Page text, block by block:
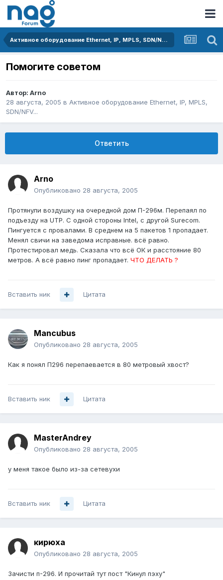
Активное оборудование Ethernet, IP, MPLS, SDN/NFV...
Помогите советом
Автор: Arno
28 августа, 2005 в Активное оборудование Ethernet, IP, MPLS,
SDN/NFV...
Ответить
Arno
Опубликовано 28 августа, 2005
Протянули воздушку на очередной дом П-296м. Перепаял по
подъезду на UTP. С одной стороны Intel, с другой Surecom.
Пингуется с провалами. В среднем на 5 пакетов 1 пропадает.
Менял свичи на заведома исправные. всё равно.
Протестировал медь. Сказала что всё ОК и расстояние 80
метров. А всё равно пинг пропадает. ЧТО ДЕЛАТЬ ?
Вставить ник Цитата
Mancubus
Опубликовано 28 августа, 2005
Как я понял П296 перепаевается в 80 метровый хвост?
Вставить ник Цитата
MasterAndrey
Опубликовано 28 августа, 2005
у меня такое было из-за сетевухи
Вставить ник Цитата
кирюха
Опубликовано 28 августа, 2005
Зачисти п-296. И прочитай тут пост "Кинул пэху"